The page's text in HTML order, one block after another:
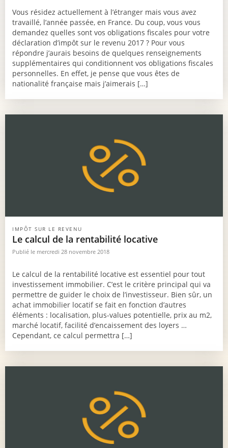
Vous résidez actuellement à l’étranger mais vous avez
travaillé, l’année passée, en France. Du coup, vous vous
demandez quelles sont vos obligations fiscales pour votre
déclaration d’impôt sur le revenu 2017 ? Pour vous
répondre j’aurais besoins de quelques renseignements
supplémentaires qui conditionnent vos obligations fiscales
personnelles. En effet, je pense que vous êtes de
nationalité française mais j’aimerais […]
IMPÔT SUR LE REVENU
Le calcul de la rentabilité locative
Publié le mercredi 28 novembre 2018
Le calcul de la rentabilité locative est essentiel pour tout
investissement immobilier. C’est le critère principal qui va
permettre de guider le choix de l’investisseur. Bien sûr, un
achat immobilier locatif se fait en fonction d’autres
éléments : localisation, plus-values potentielle, prix au m2,
marché locatif, facilité d’encaissement des loyers …
Cependant, ce calcul permettra […]